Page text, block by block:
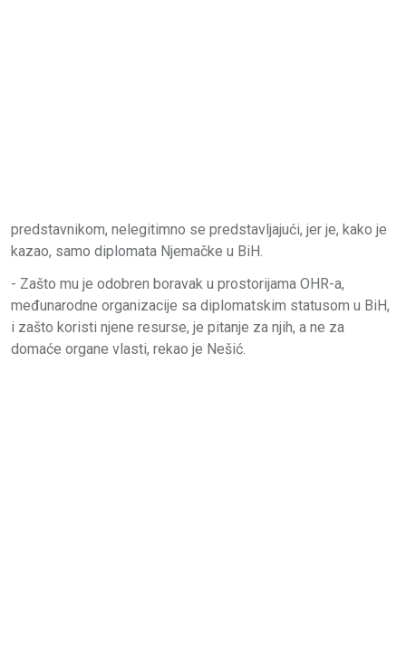
predstavnikom, nelegitimno se predstavljajući, jer je, kako je
kazao, samo diplomata Njemačke u BiH.
- Zašto mu je odobren boravak u prostorijama OHR-a,
međunarodne organizacije sa diplomatskim statusom u BiH,
i zašto koristi njene resurse, je pitanje za njih, a ne za
domaće organe vlasti, rekao je Nešić.